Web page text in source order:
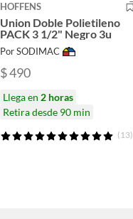
HOFFENS
Union Doble Polietileno
PACK 3 1/2" Negro 3u
Por SODIMAC
$ 490
Llega en 2 horas
Retira desde 90 min
(13)